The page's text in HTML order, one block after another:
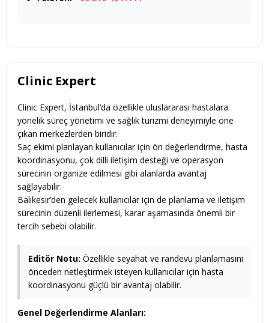
Clinic Expert
Clinic Expert, İstanbul’da özellikle uluslararası hastalara
yönelik süreç yönetimi ve sağlık turizmi deneyimiyle öne
çıkan merkezlerden biridir.
Saç ekimi planlayan kullanıcılar için ön değerlendirme, hasta
koordinasyonu, çok dilli iletişim desteği ve operasyon
sürecinin organize edilmesi gibi alanlarda avantaj
sağlayabilir.
Balıkesir’den gelecek kullanıcılar için de planlama ve iletişim
sürecinin düzenli ilerlemesi, karar aşamasında önemli bir
tercih sebebi olabilir.
Editör Notu: Özellikle seyahat ve randevu planlamasını
önceden netleştirmek isteyen kullanıcılar için hasta
koordinasyonu güçlü bir avantaj olabilir.
Genel Değerlendirme Alanları: